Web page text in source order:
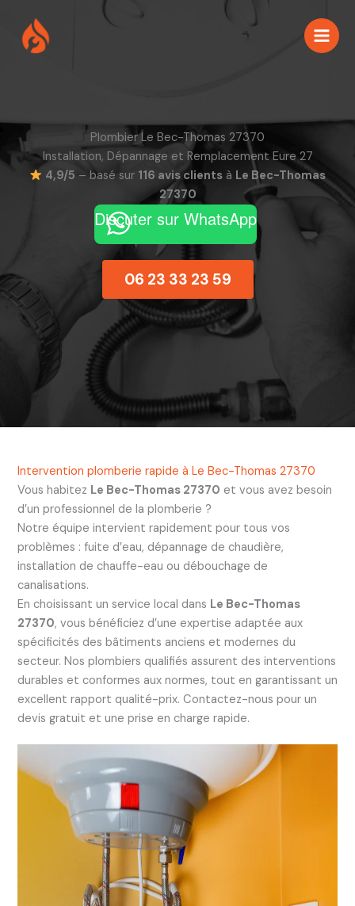
contenu
Plombier Le Bec-Thomas 27370
Installation, Dépannage et Remplacement Eure 27
4,9/5 – basé sur 116 avis clients à Le Bec-Thomas
27370
Discuter sur WhatsApp
06 23 33 23 59
Intervention plomberie rapide à Le Bec-Thomas 27370
Vous habitez Le Bec-Thomas 27370 et vous avez besoin
d’un professionnel de la plomberie ?
Notre équipe intervient rapidement pour tous vos
problèmes : fuite d’eau, dépannage de chaudière,
installation de chauffe-eau ou débouchage de
canalisations.
En choisissant un service local dans Le Bec-Thomas
27370, vous bénéficiez d’une expertise adaptée aux
spécificités des bâtiments anciens et modernes du
secteur. Nos plombiers qualifiés assurent des interventions
durables et conformes aux normes, tout en garantissant un
excellent rapport qualité-prix. Contactez-nous pour un
devis gratuit et une prise en charge rapide.